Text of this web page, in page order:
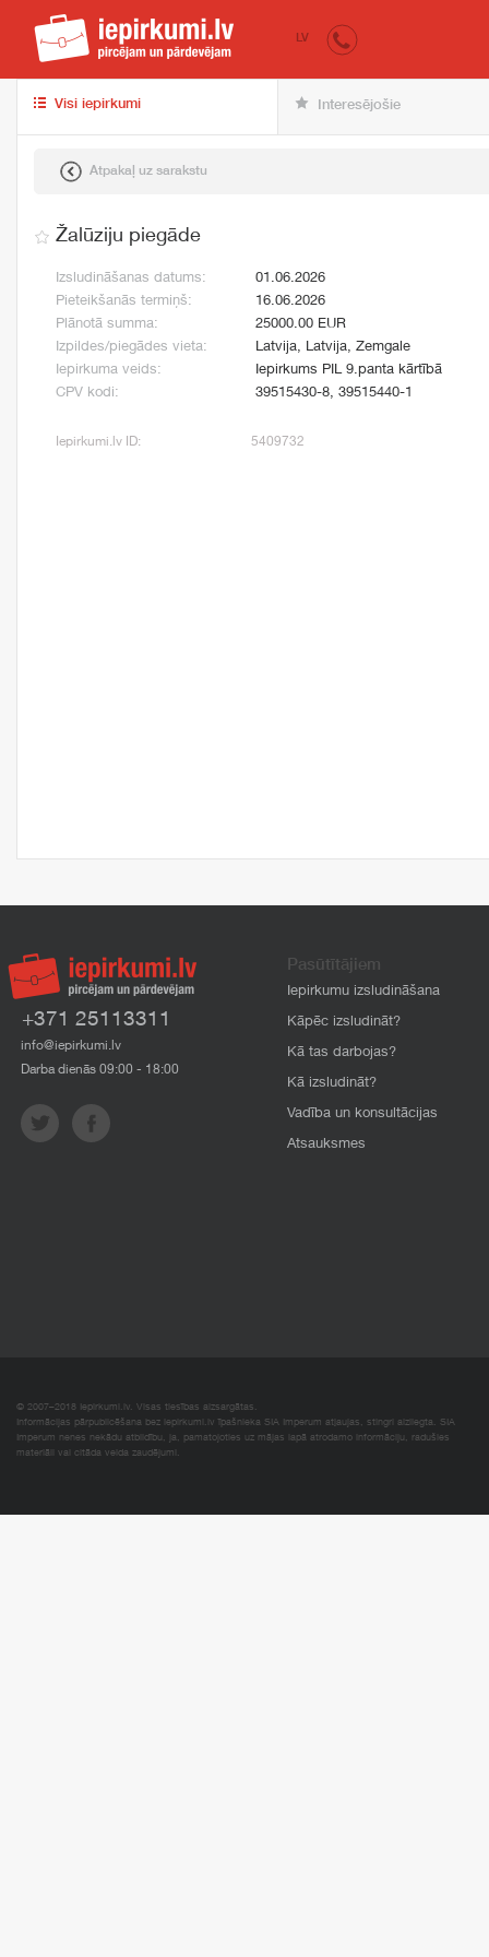
iepirkumi.lv
LV
Visi iepirkumi Interesējošie
Atpakaļ uz sarakstu
Žalūziju piegāde
Izsludināšanas datums:
01.06.2026
Pieteikšanās termiņš:
16.06.2026
Plānotā summa:
25000.00 EUR
Izpildes/piegādes vieta:
Latvija, Latvija, Zemgale
Iepirkuma veids:
Iepirkums PIL 9.panta kārtībā
CPV kodi:
39515430-8, 39515440-1
Iepirkumi.lv ID: 5409732
+371 25113311
info@iepirkumi.lv
Darba dienās 09:00 - 18:00
Pasūtītājiem
Iepirkumu izsludināšana
Kāpēc izsludināt?
Kā tas darbojas?
Kā izsludināt?
Vadība un konsultācijas
Atsauksmes
© 2007–2018 Iepirkumi.lv. Visas tiesības aizsargātas.
Informācijas pārpublicēšana bez iepirkumi.lv īpašnieka SIA Imperum atļaujas, stingri aizliegta. SIA
Imperum nenes nekādu atbildību, ja, pamatojoties uz mājas lapā atrodamo informāciju, radušies
materiāli vai citāda veida zaudējumi.